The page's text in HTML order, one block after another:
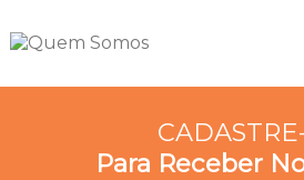
Para Receber